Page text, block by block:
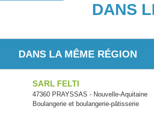
DANS
DANS LA MÊME RÉGION
SARL FELTI
47360 PRAYSSAS - Nouvelle-Aquitaine
Boulangerie et boulangerie-pâtisserie